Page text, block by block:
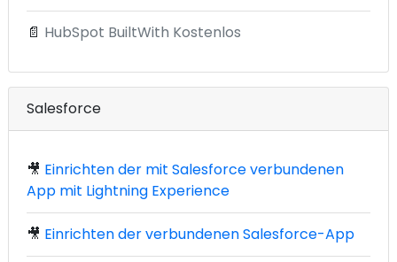
📄 HubSpot BuiltWith Kostenlos
Salesforce
🎥 Einrichten der mit Salesforce verbundenen
App mit Lightning Experience
🎥 Einrichten der verbundenen Salesforce-App